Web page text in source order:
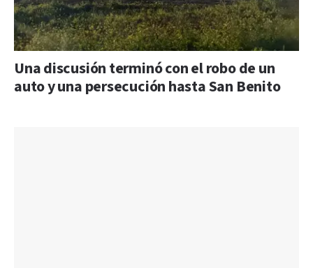
Una discusión terminó con el robo de un
auto y una persecución hasta San Benito